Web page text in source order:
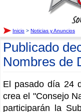
Inicio > Noticias y Anuncios
Publicado
Nombres de
El pasado día 24
crea el "Consejo
participarán la